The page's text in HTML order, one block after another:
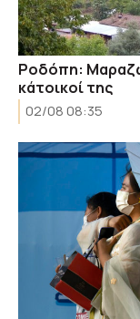
Ροδόπη:
κάτοικοί της
02/08 08:35